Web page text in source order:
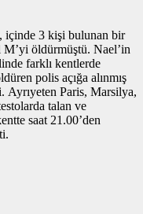
içinde 3 kişi bulunan bir
M’yi öldürmüştü. Nael’in
farklı kentlerde
polis açığa alınmış
Ayrıyeten Paris, Marsilya,
talan ve
saat 21.00’den